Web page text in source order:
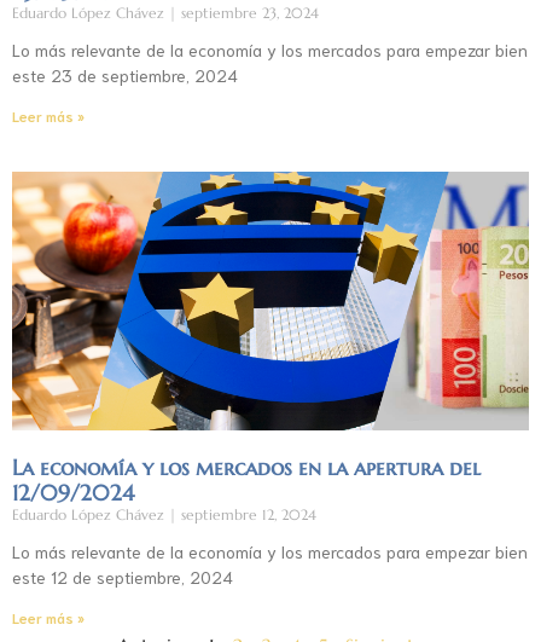
Eduardo López Chávez septiembre 23, 2024
Lo más relevante de la economía y los mercados para empezar bien
este 23 de septiembre, 2024
Leer más »
La economía y los mercados en la apertura del
12/09/2024
Eduardo López Chávez septiembre 12, 2024
Lo más relevante de la economía y los mercados para empezar bien
este 12 de septiembre, 2024
Leer más »